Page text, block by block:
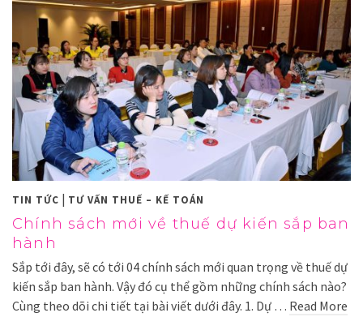
TIN TỨC | TƯ VẤN THUẾ – KẾ TOÁN
Chính sách mới về thuế dự kiến sắp ban
hành
Sắp tới đây, sẽ có tới 04 chính sách mới quan trọng về thuế dự
kiến sắp ban hành. Vậy đó cụ thể gồm những chính sách nào?
Cùng theo dõi chi tiết tại bài viết dưới đây. 1. Dự … Read More